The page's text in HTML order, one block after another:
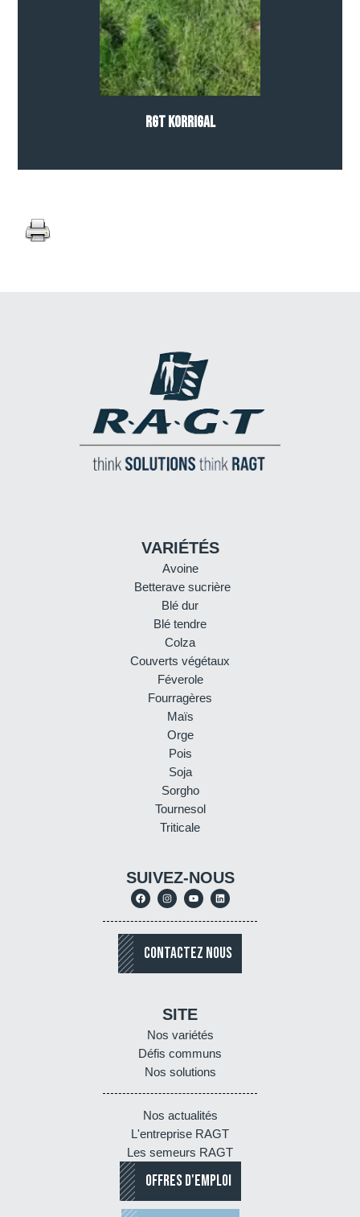
RGT KORRIGAL
VARIÉTÉS
Avoine
Betterave sucrière
Blé dur
Blé tendre
Colza
Couverts végétaux
Féverole
Fourragères
Maïs
Orge
Pois
Soja
Sorgho
Tournesol
Triticale
SUIVEZ-NOUS
CONTACTEZ NOUS
SITE
Nos variétés
Défis communs
Nos solutions
Nos actualités
L'entreprise RAGT
Les semeurs RAGT
OFFRES D'EMPLOI